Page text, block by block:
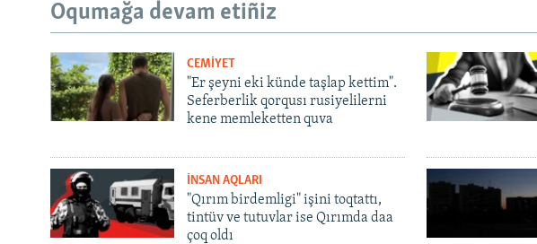
Oqumağa devam etiñiz
CEMİYET
"Er şeyni eki künde taşlap kettim".
Seferberlik qorqusı rusiyelilerni
kene memleketten quva
İNSAN AQLARI
"Qırım birdemligi" işini toqtattı,
tintüv ve tutuvlar ise Qırımda daa
çoq oldı